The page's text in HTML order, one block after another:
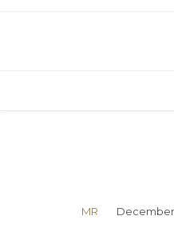
MR December